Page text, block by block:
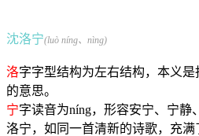
沈洛宁(luò níng、nìng)
洛字字型结构为左右结构，本义
的意思。
宁字读音为níng，形容安宁、宁静
洛宁，如同一首清新的诗歌，充